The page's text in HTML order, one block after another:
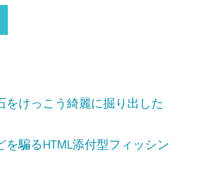
をけっこう綺麗に掘り出した
を騙るHTML添付型フィッシン